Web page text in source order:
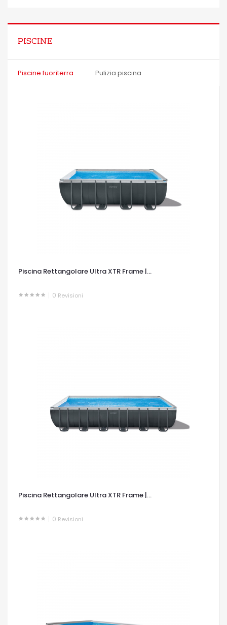
PISCINE
Piscine fuoriterra Pulizia piscina
Piscina Rettangolare Ultra XTR Frame |...
0 Revisioni
OCCHIATA VELOCE
Piscina Rettangolare Ultra XTR Frame |...
0 Revisioni
OCCHIATA VELOCE